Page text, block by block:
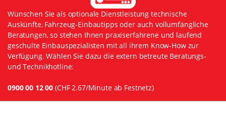
Wünschen Sie als optionale Dienstleistung technische
Auskünfte, Fahrzeug-Einbautipps oder auch vollumfängliche
Beratungen, so stehen Ihnen praxiserfahrene und laufend
geschulte Einbauspezialisten mit all ihrem Know-How zur
Verfügung. Wählen Sie dazu die extern betreute Beratungs-
und Technikhotline:
0900 00 12 00 (CHF 2.67/Minute ab Festnetz)